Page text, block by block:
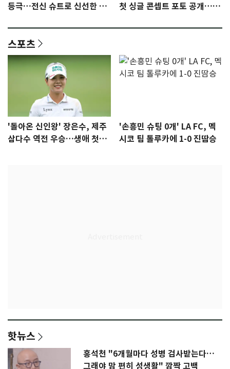
등극…전신 슈트로 신선한 충
첫 싱글 콘셉트 포토 공개…청
스포츠
'돌아온 신인왕' 장은수, 제주
삼다수 역전 우승…생애 첫승
'손흥민 슈팅 0개' LA FC, 멕
시코 팀 톨루카에 1-0 진땀승
핫뉴스
홍석천 "6개월마다 성병 검사받는다…
그래야 맘 편히 성생활" 깜짝 고백